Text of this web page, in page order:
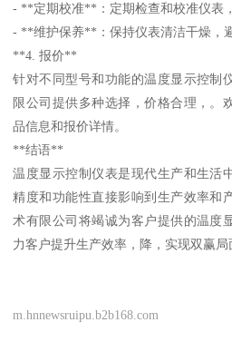
- **定期校准**：定期检查和校准仪表
- **维护保养**：保持仪表清洁干燥，
**4. 报价**
针对不同型号和功能的温度显示控制
限公司提供多种选择，价格合理，。
品信息和报价详情。
**结语**
温度显示控制仪表是现代生产和生活
精度和功能性直接影响到生产效率和
术有限公司将竭诚为客户提供的温度
力客户提升生产效率，降，实现双赢局
m.hnnewsruipu.b2b168.com